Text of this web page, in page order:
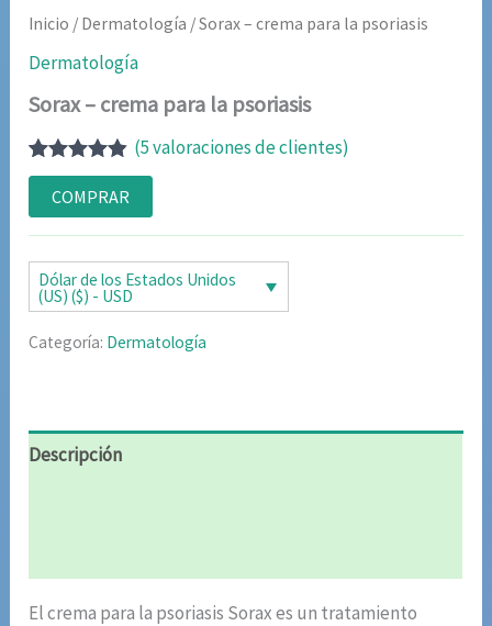
Inicio / Dermatología / Sorax – crema para la psoriasis
Dermatología
Sorax – crema para la psoriasis
Valorado
con4.80de
5 en base
a
5
de clientes
(5valoraciones de clientes)
COMPRAR
Dólar de los Estados Unidos
(US) ($) - USD
Categoría: Dermatología
Descripción
El crema para la psoriasis Sorax es un tratamiento